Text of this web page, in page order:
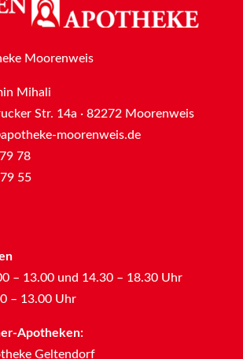
Moorenweis
Mihali
Str. 14a · 82272 Moorenweis
moorenweis.de
78
55
– 13.00 und 14.30 – 18.30 Uhr
– 13.00 Uhr
Apotheken:
Geltendorf